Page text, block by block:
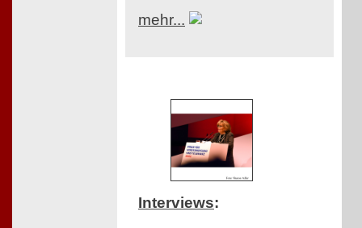
mehr...
Interviews: